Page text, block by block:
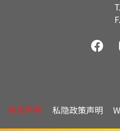
免责声明 私隐政策声明